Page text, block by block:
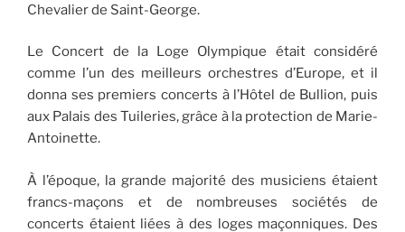
Chevalier de Saint-George.
Le Concert de la Loge Olympique était considéré
comme l’un des meilleurs orchestres d’Europe, et il
donna ses premiers concerts à l’Hôtel de Bullion, puis
aux Palais des Tuileries, grâce à la protection de Marie-
Antoinette.
À l’époque, la grande majorité des musiciens étaient
francs-maçons et de nombreuses sociétés de
concerts étaient liées à des loges maçonniques. Des